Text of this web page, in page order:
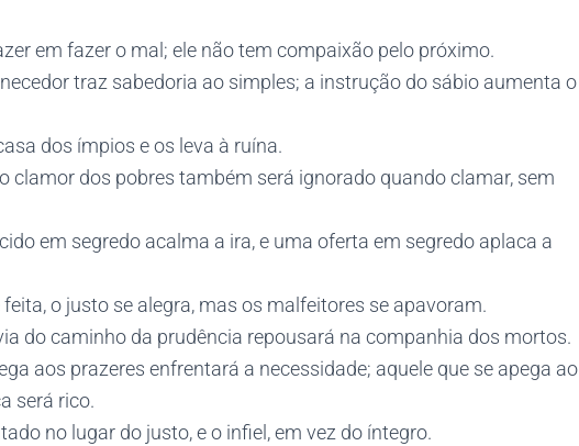
em fazer o mal; ele não tem compaixão pelo próximo.
traz sabedoria ao simples; a instrução do sábio aumenta o
dos ímpios e os leva à ruína.
clamor dos pobres também será ignorado quando clamar, sem
em segredo acalma a ira, e uma oferta em segredo aplaca a
o justo se alegra, mas os malfeitores se apavoram.
do caminho da prudência repousará na companhia dos mortos.
aos prazeres enfrentará a necessidade; aquele que se apega ao
será rico.
no lugar do justo, e o infiel, em vez do íntegro.